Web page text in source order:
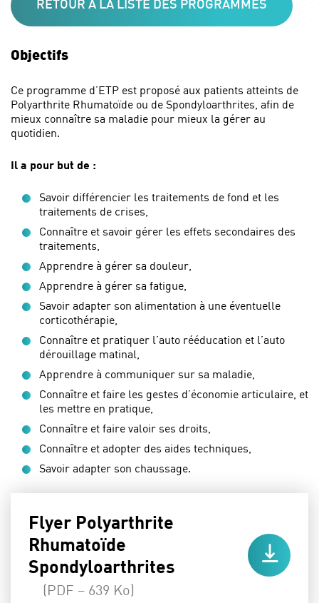
RETOUR À LA LISTE DES PROGRAMMES
Objectifs
Ce programme d’ETP est proposé aux patients atteints de
Polyarthrite Rhumatoïde ou de Spondyloarthrites, afin de
mieux connaître sa maladie pour mieux la gérer au
quotidien.
Il a pour but de :
Savoir différencier les traitements de fond et les
traitements de crises,
Connaître et savoir gérer les effets secondaires des
traitements,
Apprendre à gérer sa douleur,
Apprendre à gérer sa fatigue,
Savoir adapter son alimentation à une éventuelle
corticothérapie,
Connaître et pratiquer l’auto rééducation et l’auto
dérouillage matinal,
Apprendre à communiquer sur sa maladie,
Connaître et faire les gestes d’économie articulaire, et
les mettre en pratique,
Connaître et faire valoir ses droits,
Connaître et adopter des aides techniques,
Savoir adapter son chaussage.
Flyer Polyarthrite
Rhumatoïde
Spondyloarthrites
(PDF – 639 Ko)